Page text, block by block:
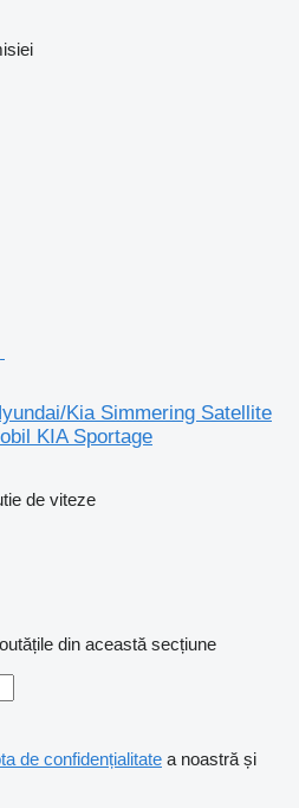
Kia Simmering Satellite
KIA Sportage
de viteze
din această secțiune
de confidențialitate a noastră și